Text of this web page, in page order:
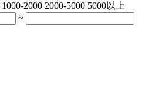
1000-2000 2000-5000 5000以上
~